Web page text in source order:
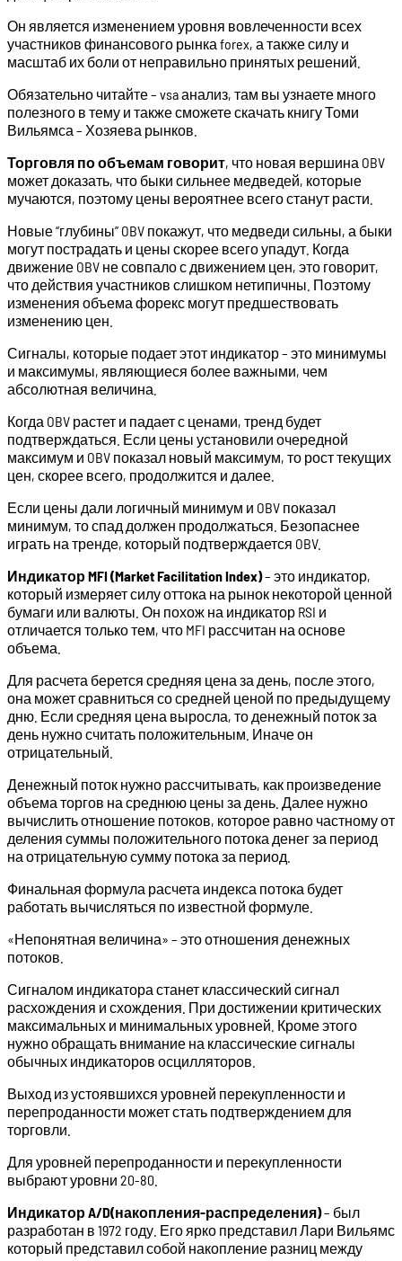
Он является изменением уровня вовлеченности всех
участников финансового рынка forex, а также силу и
масштаб их боли от неправильно принятых решений.
Обязательно читайте – vsa анализ, там вы узнаете много
полезного в тему и также сможете скачать книгу Томи
Вильямса – Хозяева рынков.
Торговля по объемам говорит, что новая вершина OBV
может доказать, что быки сильнее медведей, которые
мучаются, поэтому цены вероятнее всего станут расти.
Новые “глубины” OBV покажут, что медведи сильны, а быки
могут пострадать и цены скорее всего упадут. Когда
движение OBV не совпало с движением цен, это говорит,
что действия участников слишком нетипичны. Поэтому
изменения объема форекс могут предшествовать
изменению цен.
Сигналы, которые подает этот индикатор – это минимумы
и максимумы, являющиеся более важными, чем
абсолютная величина.
Когда OBV растет и падает с ценами, тренд будет
подтверждаться. Если цены установили очередной
максимум и OBV показал новый максимум, то рост текущих
цен, скорее всего, продолжится и далее.
Если цены дали логичный минимум и OBV показал
минимум, то спад должен продолжаться. Безопаснее
играть на тренде, который подтверждается OBV.
Индикатор MFI (Market Facilitation Index)– это индикатор,
который измеряет силу оттока на рынок некоторой ценной
бумаги или валюты. Он похож на индикатор RSI и
отличается только тем, что MFI рассчитан на основе
объема.
Для расчета берется средняя цена за день, после этого,
она может сравниться со средней ценой по предыдущему
дню. Если средняя цена выросла, то денежный поток за
день нужно считать положительным. Иначе он
отрицательный.
Денежный поток нужно рассчитывать, как произведение
объема торгов на среднюю цены за день. Далее нужно
вычислить отношение потоков, которое равно частному от
деления суммы положительного потока денег за период
на отрицательную сумму потока за период.
Финальная формула расчета индекса потока будет
работать вычисляться по известной формуле.
«Непонятная величина» – это отношения денежных
потоков.
Сигналом индикатора станет классический сигнал
расхождения и схождения. При достижении критических
максимальных и минимальных уровней. Кроме этого
нужно обращать внимание на классические сигналы
обычных индикаторов осцилляторов.
Выход из устоявшихся уровней перекупленности и
перепроданности может стать подтверждением для
торговли.
Для уровней перепроданности и перекупленности
выбрают уровни 20-80.
Индикатор A/D(накопления-распределения)– был
разработан в 1972 году. Его ярко представил Лари Вильямс
который представил собой накопление разниц между